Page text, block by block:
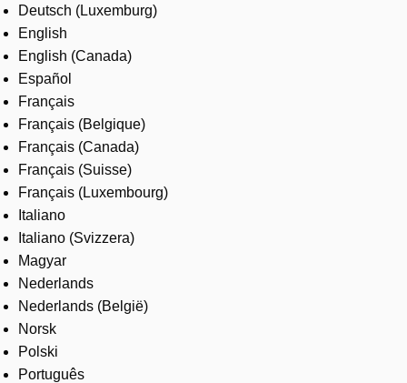
Contact us
Careers
Deutsch (Luxemburg)
English
English (Canada)
Español
Français
Français (Belgique)
Français (Canada)
Français (Suisse)
Français (Luxembourg)
Italiano
Italiano (Svizzera)
Magyar
Nederlands
Nederlands (België)
Norsk
Polski
Português